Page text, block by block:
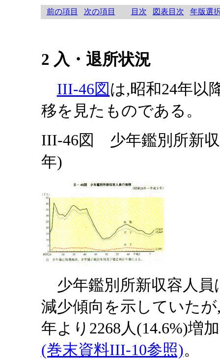
前の項目 次の項目 目次 図表目次 年版選
2 入・退所状況
III-46図は,昭和24年以
移を見たものである。
III-46図 少年鑑別所新収
年)
少年鑑別所新収容人員
減少傾向を示していた
年より2268人(14.6%)増
(巻末資料III-10参照)。